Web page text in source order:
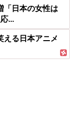
「日本の女性は
...
える日本アニメ